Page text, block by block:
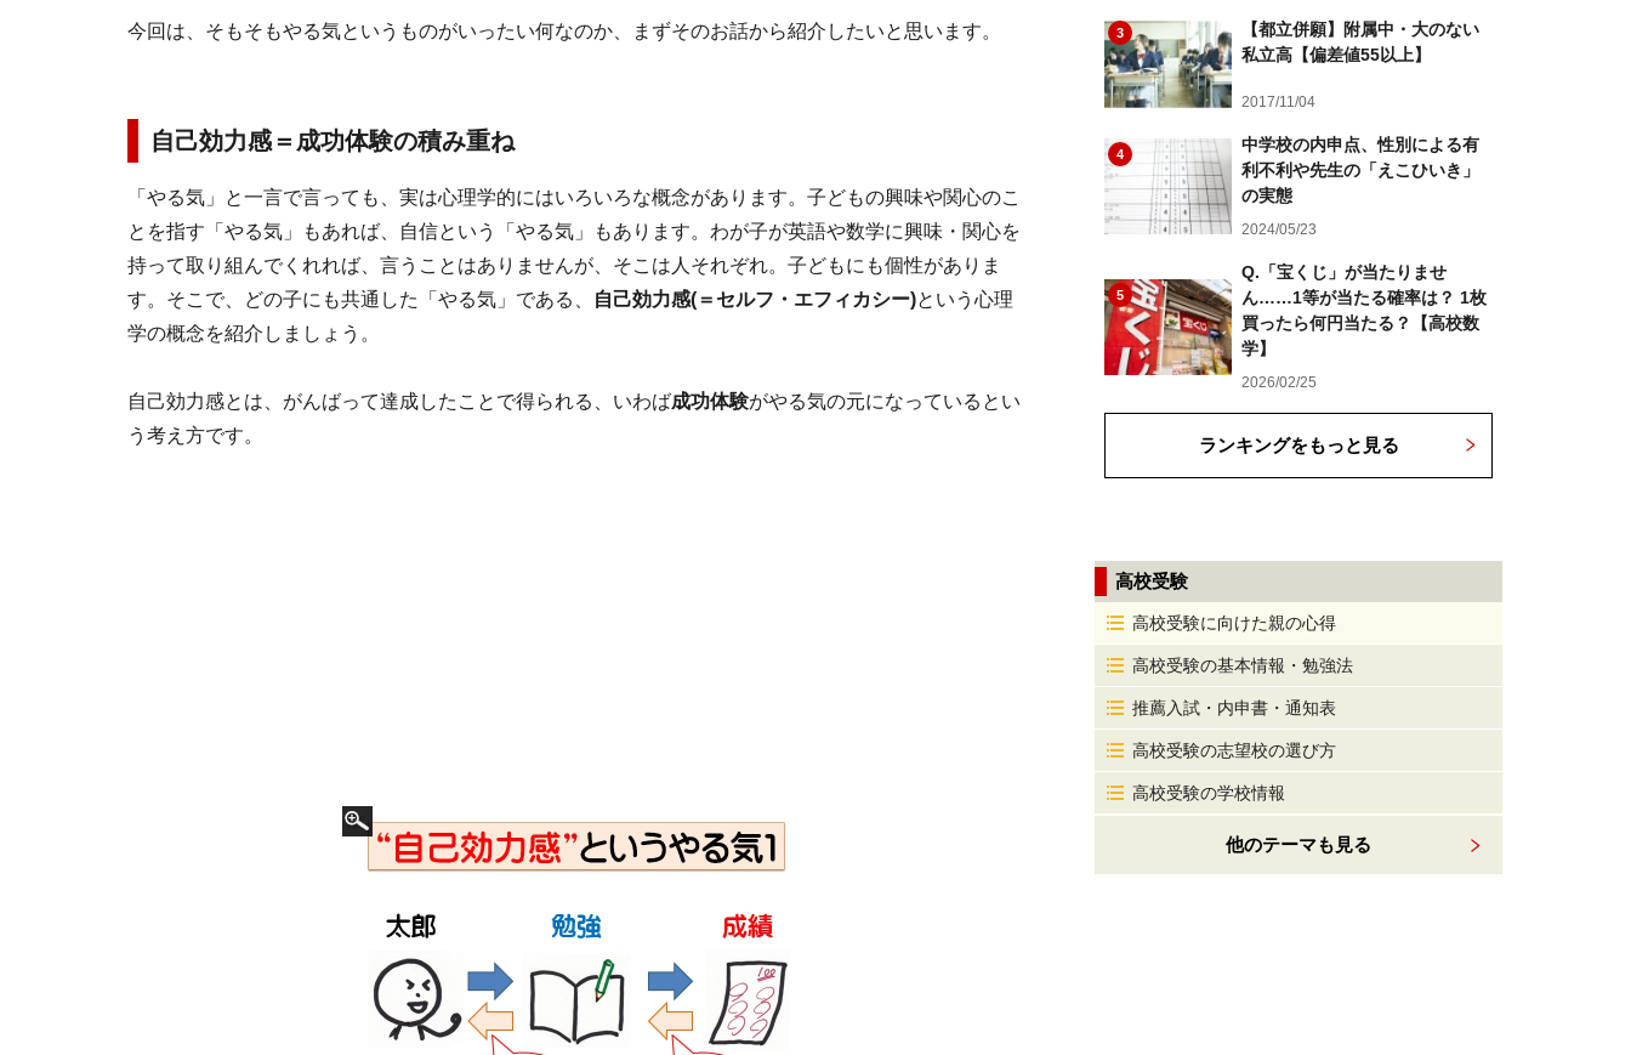
今回は、そもそもやる気というものがいったい何なのか、まずそのお話から紹介したいと思います。
自己効力感＝成功体験の積み重ね
「やる気」と一言で言っても、実は心理学的にはいろいろな概念があります。子どもの興味や関心のこ
とを指す「やる気」もあれば、自信という「やる気」もあります。わが子が英語や数学に興味・関心を
持って取り組んでくれれば、言うことはありませんが、そこは人それぞれ。子どもにも個性がありま
す。そこで、どの子にも共通した「やる気」である、
自己効力感(＝セルフ・エフィカシー)という心理
学の概念を紹介しましょう。
自己効力感とは、がんばって達成したことで得られる、いわば成功体験がやる気の元になっているとい
う考え方です。
3
【都立併願】附属中・大のない
私立高【偏差値55以上】
2017/11/04
4
中学校の内申点、性別による有
利不利や先生の「えこひいき」
の実態
2024/05/23
5
Q.「宝くじ」が当たりませ
ん……1等が当たる確率は？ 1枚
買ったら何円当たる？【高校数
学】
2026/02/25
ランキングをもっと見る
高校受験
高校受験に向けた親の心得
高校受験の基本情報・勉強法
推薦入試・内申書・通知表
高校受験の志望校の選び方
高校受験の学校情報
他のテーマも見る